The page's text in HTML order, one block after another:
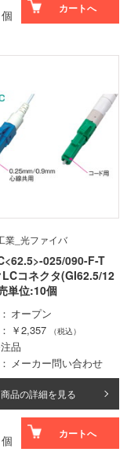
個 カートへ
業_光ファイバ
025/090-F-T
LCコネクタ(GI62.5/12
単位:10個
オープン
￥2,357 （税込）
品
メーカー問い合わせ
商品の詳細を見る
個 カートへ